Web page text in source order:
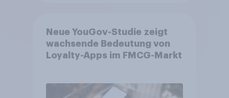
Neue YouGov-Studie zeigt
wachsende Bedeutung von
Loyalty-Apps im FMCG-Markt